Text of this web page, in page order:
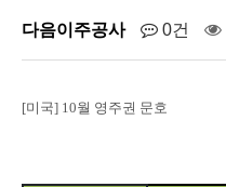
다음이주공사 0건
[미국] 10월 영주권 문호